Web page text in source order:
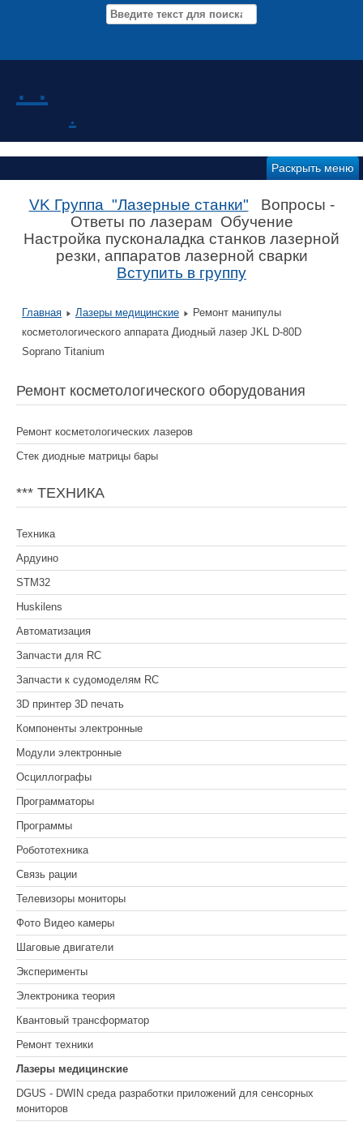
. .
.
Раскрыть меню
VK Группа "Лазерные станки" Вопросы -
Ответы по лазерам Обучение
Настройка пусконаладка станков лазерной
резки, аппаратов лазерной сварки
Вступить в группу
Главная Лазеры медицинские
Ремонт манипулы
косметологического аппарата Диодный лазер JKL D-80D
Soprano Titanium
Ремонт косметологического оборудования
Ремонт косметологических лазеров
Стек диодные матрицы бары
*** ТЕХНИКА
Техника
Ардуино
STM32
Huskilens
Автоматизация
Запчасти для RC
Запчасти к судомоделям RC
3D принтер 3D печать
Компоненты электронные
Модули электронные
Осциллографы
Программаторы
Программы
Робототехника
Связь рации
Телевизоры мониторы
Фото Видео камеры
Шаговые двигатели
Эксперименты
Электроника теория
Квантовый трансформатор
Ремонт техники
Лазеры медицинские
DGUS - DWIN среда разработки приложений для сенсорных
мониторов